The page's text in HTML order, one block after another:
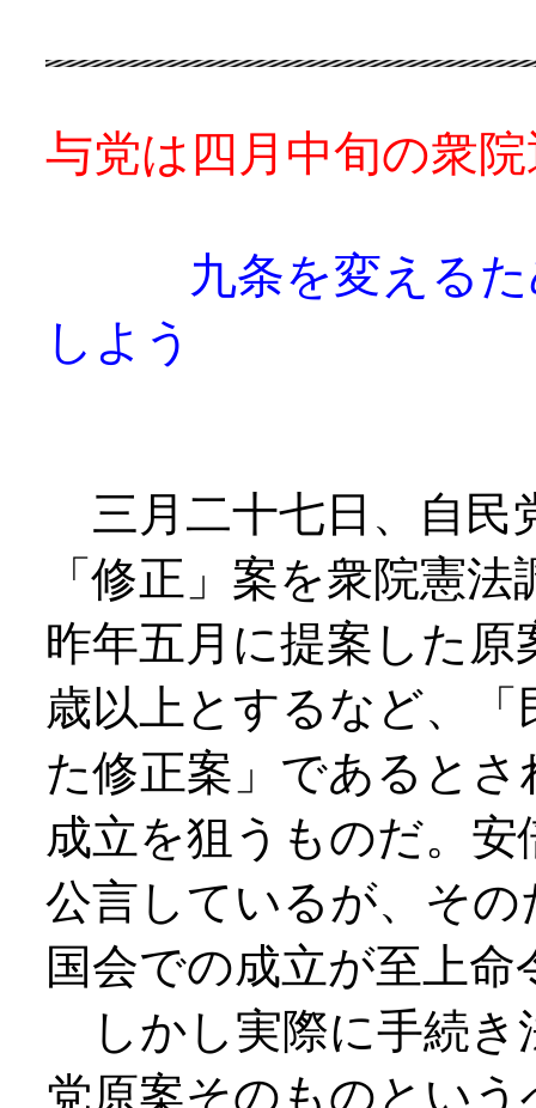
与党は四月中旬の衆
九条を変えるた
しよう
三月二十七日、自民
「修正」案を衆院憲
昨年五月に提案した
歳以上とするなど、
た修正案」であると
成立を狙うものだ。
公言しているが、そ
国会での成立が至上
しかし実際に手続き
党原案そのものとい